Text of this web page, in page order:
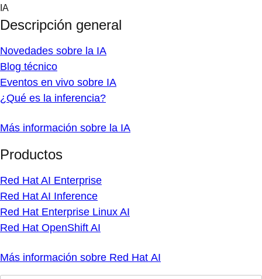
Skip
content
IA
Descripción general
Novedades sobre la IA
Blog técnico
Eventos en vivo sobre IA
¿Qué es la inferencia?
Más información sobre la IA
Productos
Red Hat AI Enterprise
Red Hat AI Inference
Red Hat Enterprise Linux AI
Red Hat OpenShift AI
Más información sobre Red Hat AI